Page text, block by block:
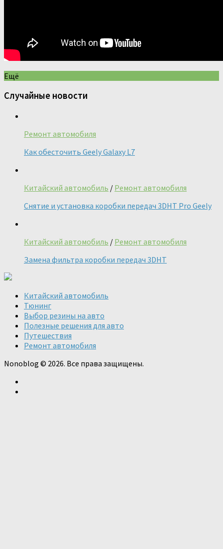
Ещё
Случайные новости
Ремонт автомобиля
Как обесточить Geely Galaxy L7
Китайский автомобиль / Ремонт автомобиля
Снятие и установка коробки передач 3DHT Pro Geely
Китайский автомобиль / Ремонт автомобиля
Замена фильтра коробки передач 3DHT
Китайский автомобиль
Тюнинг
Выбор резины на авто
Полезные решения для авто
Путешествия
Ремонт автомобиля
Nonoblog © 2026. Все права защищены.